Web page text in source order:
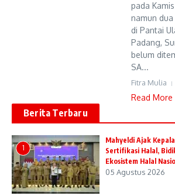
pada
namun
di Pantai
Padang,
belum
SA...
Fitra Mulia
Read More
Berita Terbaru
1
Mahyeldi Ajak
Sertifikasi Halal,
Ekosistem Halal
05 Agustus 2026